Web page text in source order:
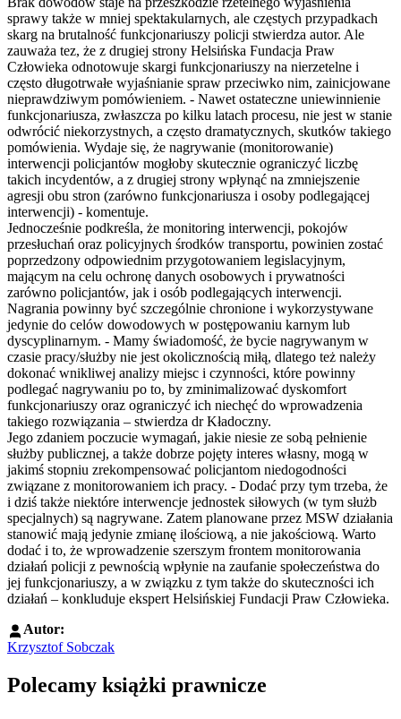
sprawy także w mniej spektakularnych, ale częstych przypadkach
skarg na brutalność funkcjonariuszy policji stwierdza autor. Ale
zauważa tez, że z drugiej strony Helsińska Fundacja Praw
Człowieka odnotowuje skargi funkcjonariuszy na nierzetelne i
często długotrwałe wyjaśnianie spraw przeciwko nim, zainicjowane
nieprawdziwym pomówieniem. - Nawet ostateczne uniewinnienie
funkcjonariusza, zwłaszcza po kilku latach procesu, nie jest w stanie
odwrócić niekorzystnych, a często dramatycznych, skutków takiego
pomówienia. Wydaje się, że nagrywanie (monitorowanie)
interwencji policjantów mogłoby skutecznie ograniczyć liczbę
takich incydentów, a z drugiej strony wpłynąć na zmniejszenie
agresji obu stron (zarówno funkcjonariusza i osoby podlegającej
interwencji) - komentuje.
Jednocześnie podkreśla, że monitoring interwencji, pokojów
przesłuchań oraz policyjnych środków transportu, powinien zostać
poprzedzony odpowiednim przygotowaniem legislacyjnym,
mającym na celu ochronę danych osobowych i prywatności
zarówno policjantów, jak i osób podlegających interwencji.
Nagrania powinny być szczególnie chronione i wykorzystywane
jedynie do celów dowodowych w postępowaniu karnym lub
dyscyplinarnym. - Mamy świadomość, że bycie nagrywanym w
czasie pracy/służby nie jest okolicznością miłą, dlatego też należy
dokonać wnikliwej analizy miejsc i czynności, które powinny
podlegać nagrywaniu po to, by zminimalizować dyskomfort
funkcjonariuszy oraz ograniczyć ich niechęć do wprowadzenia
takiego rozwiązania – stwierdza dr Kładoczny.
Jego zdaniem poczucie wymagań, jakie niesie ze sobą pełnienie
służby publicznej, a także dobrze pojęty interes własny, mogą w
jakimś stopniu zrekompensować policjantom niedogodności
związane z monitorowaniem ich pracy. - Dodać przy tym trzeba, że
i dziś także niektóre interwencje jednostek siłowych (w tym służb
specjalnych) są nagrywane. Zatem planowane przez MSW działania
stanowić mają jedynie zmianę ilościową, a nie jakościową. Warto
dodać i to, że wprowadzenie szerszym frontem monitorowania
działań policji z pewnością wpłynie na zaufanie społeczeństwa do
jej funkcjonariuszy, a w związku z tym także do skuteczności ich
działań – konkluduje ekspert Helsińskiej Fundacji Praw Człowieka.
Autor:
Krzysztof Sobczak
Polecamy książki prawnicze